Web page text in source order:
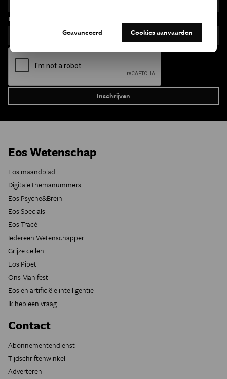
Email
Eos Wetenschap
Eos maandblad
Digitale themanummers
Eos Psyche&Brein
Eos Specials
Eos Tracé
Iedereen Wetenschapper
Grijze cellen
Eos Pipet
Ons Manifest
Eos en artificiële intelligentie
Ik heb een vraag
Contact
Abonnementendienst
Tijdschriftenwinkel
Adverteren
Geavanceerd Cookies aanvaarden